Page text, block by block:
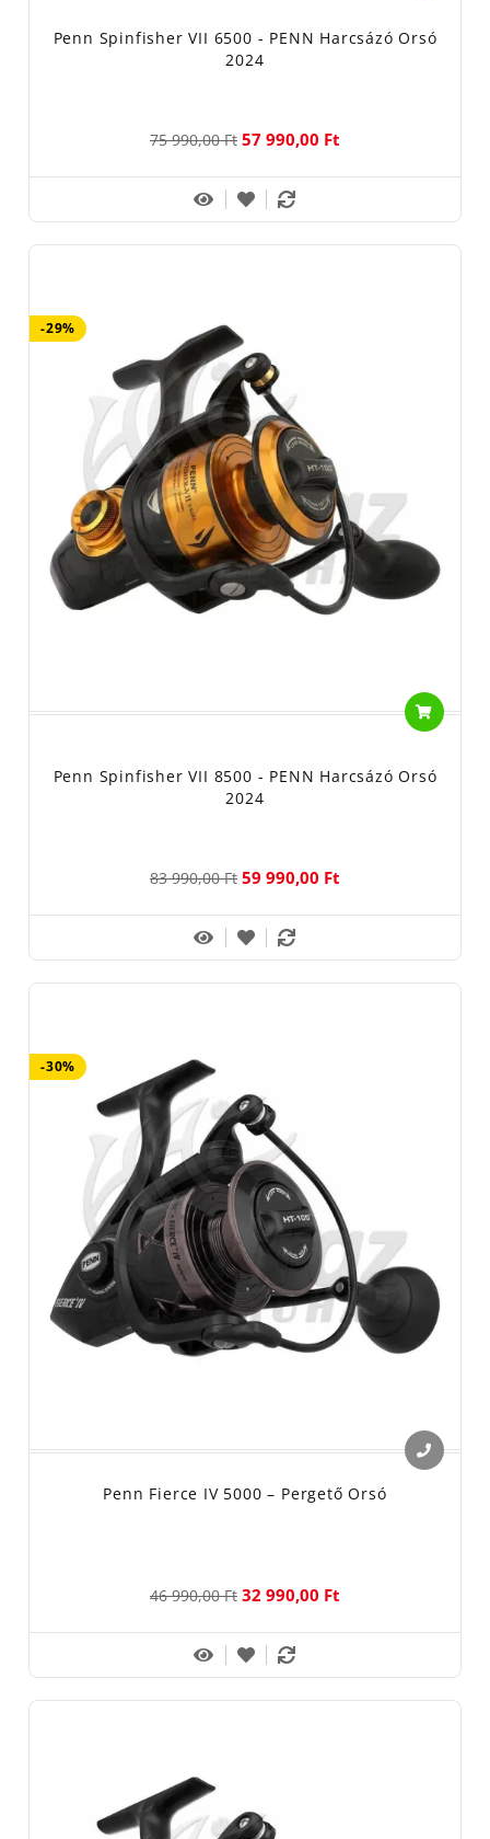
Penn Spinfisher VII 6500 - PENN Harcsázó Orsó
2024
75 990,00 Ft 57 990,00 Ft
-29%
Penn Spinfisher VII 8500 - PENN Harcsázó Orsó
2024
83 990,00 Ft 59 990,00 Ft
-30%
Penn Fierce IV 5000 – Pergető Orsó
46 990,00 Ft 32 990,00 Ft